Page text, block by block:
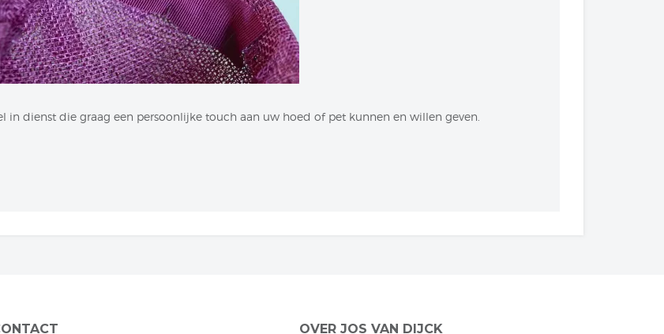
in dienst die graag een persoonlijke touch aan uw hoed of pet kunnen en willen geven.
OVER JOS VAN DIJCK